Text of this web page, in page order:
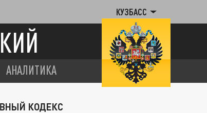
КУЗБАСС
АНАЛИТИКА
КОДЕКС